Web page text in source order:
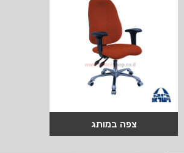
צפה במותג